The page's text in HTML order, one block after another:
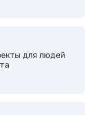
для людей